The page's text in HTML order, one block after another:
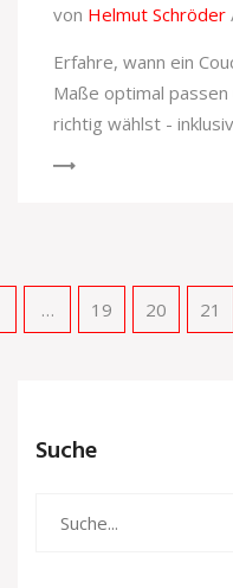
von Helmut Schröder
Erfahre, wann ein
Maße optimal
richtig wählst -
… 19 20 21
Suche